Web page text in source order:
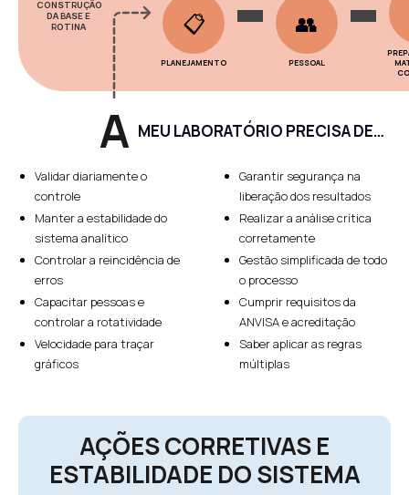
CONSTRUÇÃO
DA BASE E
ROTINA
📋
PLANEJAMENTO
👥
PESSOAL
A MEU LABORATÓRIO PRECISA DE…
Validar diariamente o
controle
Manter a estabilidade do
sistema analítico
Controlar a reincidência de
erros
Capacitar pessoas e
controlar a rotatividade
Velocidade para traçar
gráficos
Garantir segurança na
liberação dos resultados
Realizar a análise crítica
corretamente
Gestão simplificada de todo
o processo
Cumprir requisitos da
ANVISA e acreditação
Saber aplicar as regras
múltiplas
AÇÕES CORRETIVAS E
ESTABILIDADE DO SISTEMA